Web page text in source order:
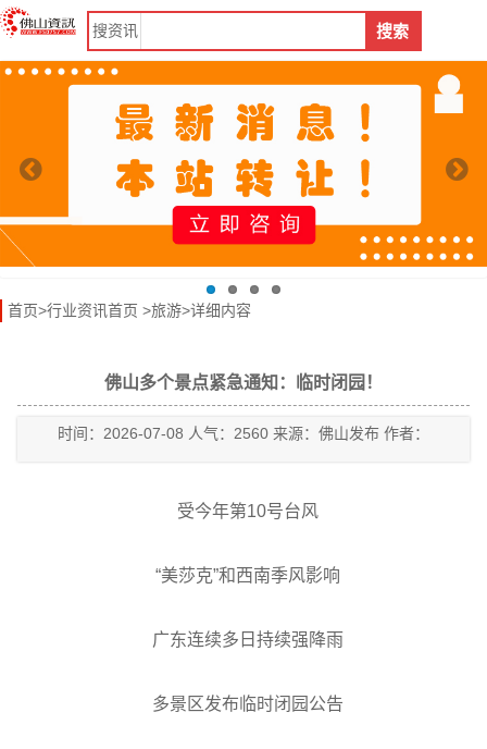
搜资讯 搜索
首页>行业资讯首页 >旅游>详细内容
佛山多个景点紧急通知：临时闭园！
时间：2026-07-08 人气：2560 来源：佛山发布 作者：
受今年第10号台风
“美莎克”和西南季风影响
广东连续多日持续强降雨
多景区发布临时闭园公告